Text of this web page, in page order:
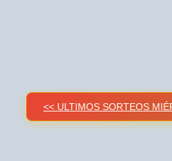
<< ULTIMOS SORTEOS